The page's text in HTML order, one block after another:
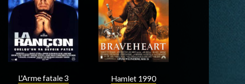
Acteur Acteur
L'Arme fatale 3 Hamlet 1990